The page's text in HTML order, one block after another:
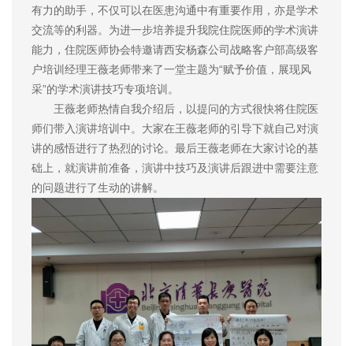
有力的助手，不仅可以在医患沟通中有重要作用，亦是学术
交流等的利器。为进一步培养提升我院住院医师的学术演讲
能力，住院医师协会特邀请西安杨森公司战略客户部高级客
户培训经理王薇老师带来了一堂主题为“赋予价值，展现风
采”的学术演讲技巧专项培训。
王薇老师热情自我介绍后，以提问的方式很快将住院医
师们带入演讲培训中。大家在王薇老师的引导下就自己对演
讲的感悟进行了热烈的讨论。最后王薇老师在大家讨论的基
础上，就演讲前准备，演讲中技巧及演讲后跟进中需要注意
的问题进行了生动的讲解。